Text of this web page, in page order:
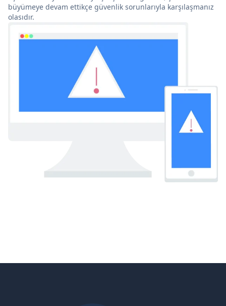
büyümeye devam ettikçe güvenlik sorunlarıyla karşılaşmanız
olasıdır.